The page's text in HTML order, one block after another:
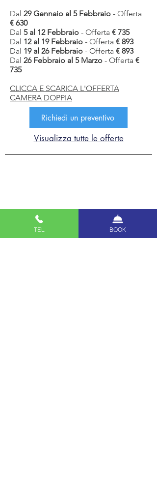
Dal 29 Gennaio al 5 Febbraio - Offerta
€ 630
Dal 5 al 12 Febbraio - Offerta € 735
Dal 12 al 19 Febbraio - Offerta € 893
Dal 19 al 26 Febbraio - Offerta € 893
Dal 26 Febbraio al 5 Marzo - Offerta €
735
CLICCA E SCARICA L'OFFERTA
CAMERA DOPPIA
Richiedi un preventivo
Visualizza tutte le offerte
PRIVACY POLICY
COOKIES POLICY
THE GROUP
TEL BOOK